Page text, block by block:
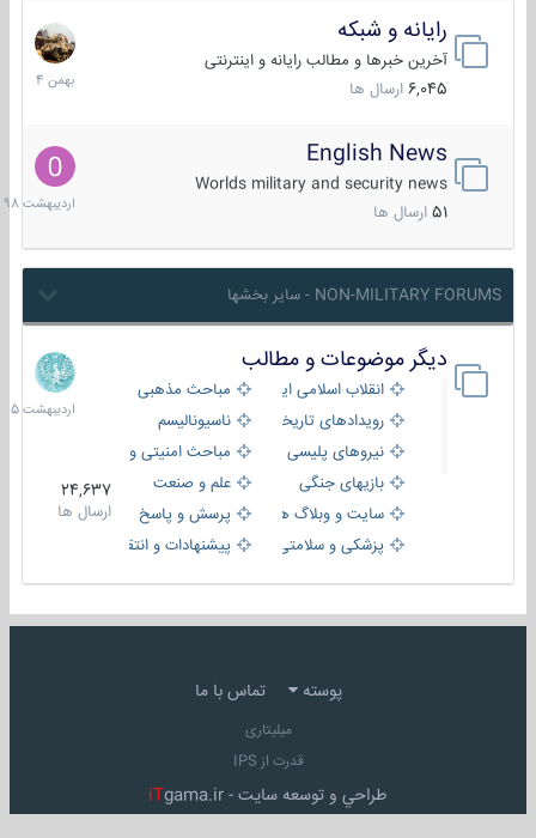
رایانه و شبکه
آخرین خبرها و مطالب رایانه و اینترنتی
6,045 ارسال ها
30
بهمن
1404
English News
Worlds military and security news
51 ارسال ها
10
1398
NON-MILITARY FORUMS - سایر بخشها
دیگر موضوعات و مطالب
انقلاب اسلامی ایران
مباحث مذهبی
رویدادهای تاریخی و مذهبیناسیونالیسم
نیروهای پلیسی
مباحث امنیتی و اطلاعاتی
بازیهای جنگی
علم و صنعت
سایت و وبلاگ ها
پرسش و پاسخ
پزشکی و سلامتی
پیشنهادات و انتقادات
24,637
ارسال ها
8
1405
پوسته تماس با ما
میلیتاری
قدرت از IPS
طراحي و توسعه سايت - iTgama.ir